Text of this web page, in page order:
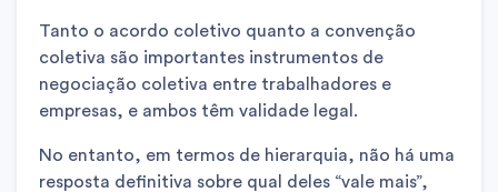
Tanto o acordo coletivo quanto a convenção
coletiva são importantes instrumentos de
negociação coletiva entre trabalhadores e
empresas, e ambos têm validade legal.
No entanto, em termos de hierarquia, não há uma
resposta definitiva sobre qual deles “vale mais”,